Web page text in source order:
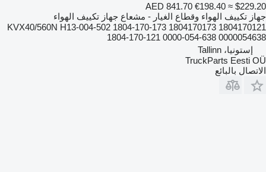
AED 841.70 €198.40 ≈ $229.20
جهاز تكييف الهواء وقطاع الغيار - مشعاع جهاز تكييف الهواء
KVX40/560N H13-004-502 1804-170-173 1804170173 1804170121
1804-170-121 0000-054-638 0000054638
إستونيا، Tallinn
TruckParts Eesti OÜ
الاتصال بالبائع